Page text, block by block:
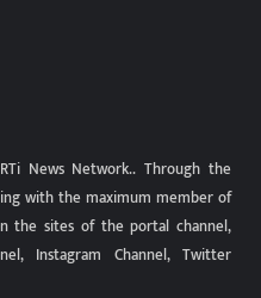
News Network.. Through the
with the maximum member of
the sites of the portal channel,
Instagram Channel, Twitter